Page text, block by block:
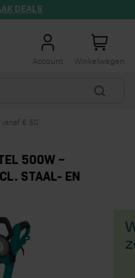
DEALS
Account Winkelwagen
vanaf € 50
500W –
STAAL- EN